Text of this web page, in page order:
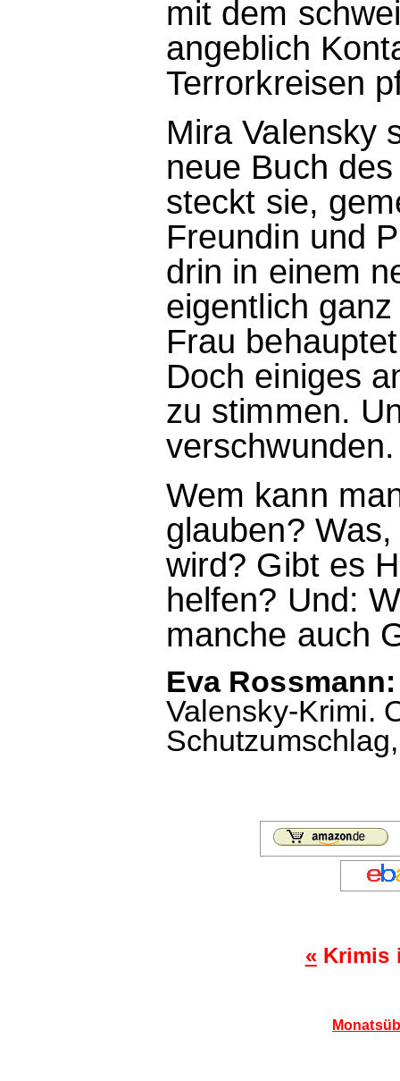
mit dem
angeblich
Terrorkreisen
Mira Valensky
neue Buch
steckt sie,
Freundin und
drin in einem
eigentlich
Frau
Doch einiges
zu stimmen.
verschwunden.
Wem kann
glauben?
wird? Gibt es
helfen? Und:
manche auch
Eva
Valensky-Krimi.
«Krimis